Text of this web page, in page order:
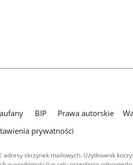
BIP Prawa autorskie
prywatności
skrzynek mailowych. Użytkownik